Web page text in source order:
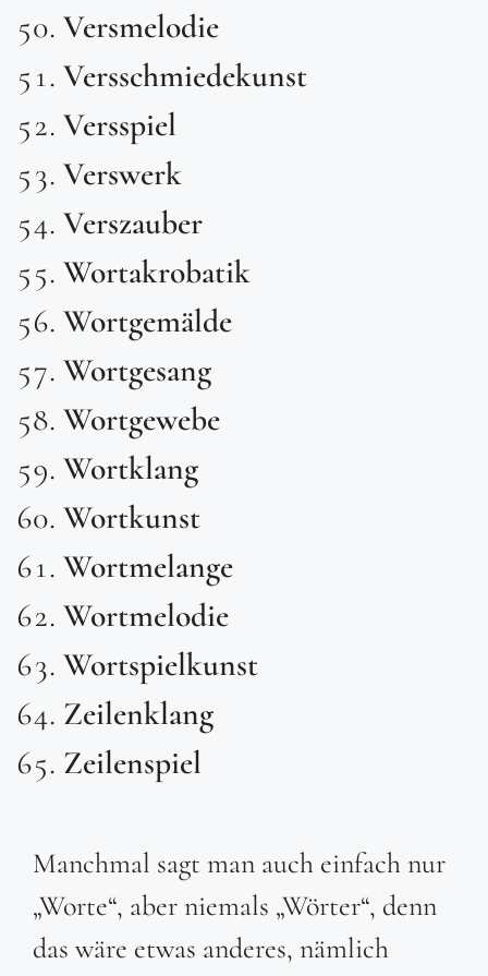
Versmelodie
Versschmiedekunst
Versspiel
Verswerk
Verszauber
Wortakrobatik
Wortgemälde
Wortgesang
Wortgewebe
Wortklang
Wortkunst
Wortmelange
Wortmelodie
Wortspielkunst
Zeilenklang
Zeilenspiel
Manchmal sagt man auch einfach nur
„Worte“, aber niemals „Wörter“, denn
das wäre etwas anderes, nämlich